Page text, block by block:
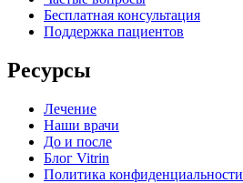
Бесплатная консультация
Поддержка пациентов
Ресурсы
Лечение
Наши врачи
До и после
Блог Vitrin
Политика конфиденциальности